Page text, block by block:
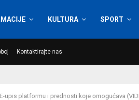
KULTURA SPORT
Kontaktirajte nas
upis platformu i prednosti koje omogućava